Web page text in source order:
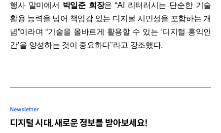
​행사 말미에서 박일준 회장은 “AI 리터러시는 단순한 기술
활용 능력을 넘어 책임감 있는 디지털 시민성을 포함하는 개
념”이라며 “기술을 올바르게 활용할 수 있는 ‘디지털 홍익인
간’을 양성하는 것이 중요하다"라고 강조했다.
Newsletter
디지털 시대, 새로운 정보를 받아보세요!